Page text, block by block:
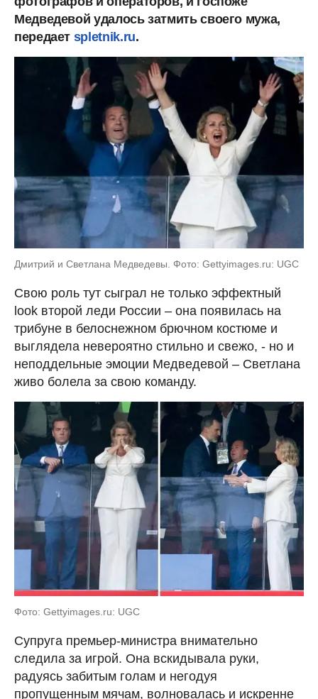
Медведевой удалось затмить своего мужа,
передает spletnik.ru.
Дмитрий и Светлана Медведевы. Фото: Gettyimages.ru: UGC
Свою роль тут сыграл не только эффектный
look второй леди России – она появилась на
трибуне в белоснежном брючном костюме и
выглядела невероятно стильно и свежо, - но и
неподдельные эмоции Медведевой – Светлана
живо болела за свою команду.
Фото: Gettyimages.ru: UGC
Супруга премьер-министра внимательно
следила за игрой. Она вскидывала руки,
радуясь забитым голам и негодуя
пропущенным мячам, волновалась и искренне